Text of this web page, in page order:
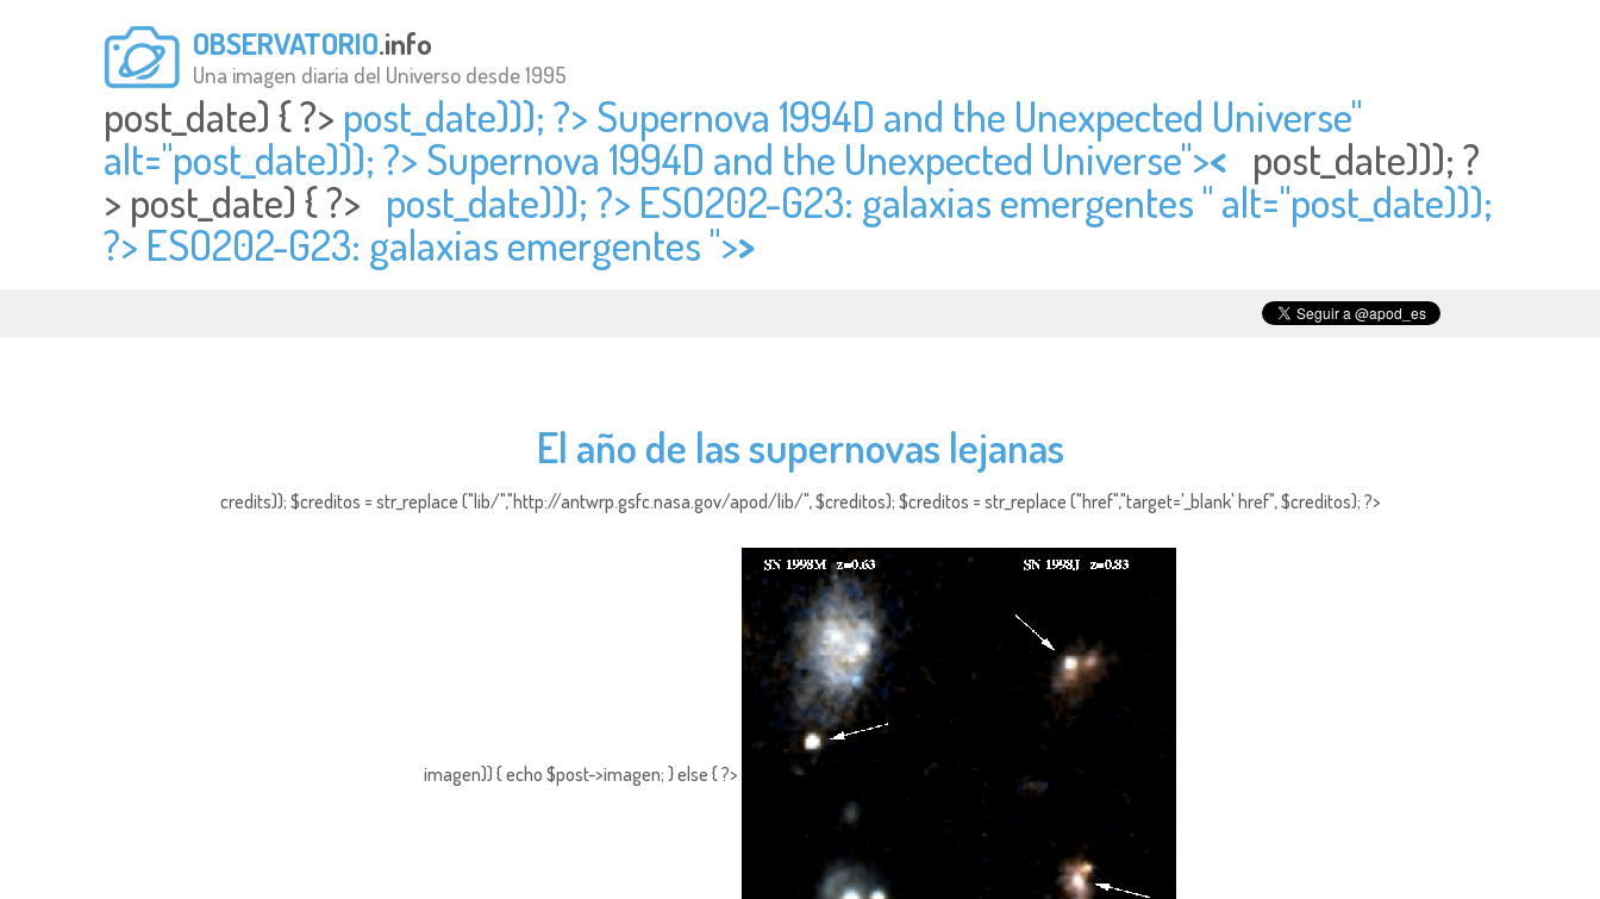
OBSERVATORIO.info
Una imagen diaria del Universo desde 1995
post_date) { ?> post_date))); ?> Supernova 1994D and the Unexpected Universe"
alt="post_date))); ?> Supernova 1994D and the Unexpected Universe">< post_date))); ?
> post_date) { ?> post_date))); ?> ESO202-G23: galaxias emergentes " alt="post_date)));
?> ESO202-G23: galaxias emergentes ">>
El año de las supernovas lejanas
credits)); $creditos = str_replace ("lib/","http://antwrp.gsfc.nasa.gov/apod/lib/", $creditos); $creditos = str_replace ("href","target='_blank' href", $creditos); ?>
imagen)) { echo $post->imagen; } else { ?>